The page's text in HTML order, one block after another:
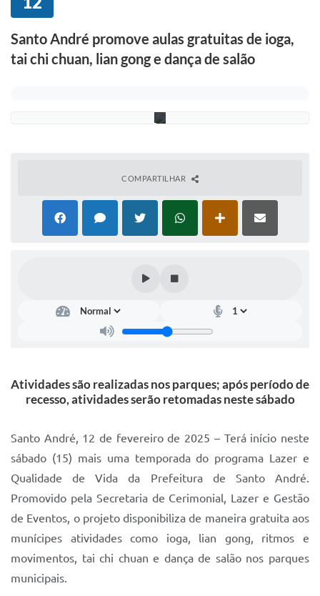
Ônibus
Consultar Processos
Contas Públicas
Fale Conosco
FAQ - Perguntas Frequentes
Legislação
Lei de acesso à informação
Mobilidade Urbana Sustentável
Parque Escola
Portal da Educação
Quadra Fiscal
SIC
Santo André promove aulas gratuitas de ioga,
tai chi chuan, lian gong e dança de salão
n
a
COMPARTILHAR
Atividades são realizadas nos parques; após período de
recesso, atividades serão retomadas neste sábado
Santo André, 12 de fevereiro de 2025 – Terá início neste
sábado (15) mais uma temporada do programa Lazer e
Qualidade de Vida da Prefeitura de Santo André.
Promovido pela Secretaria de Cerimonial, Lazer e Gestão
de Eventos, o projeto disponibiliza de maneira gratuita aos
munícipes atividades como ioga, lian gong, ritmos e
movimentos, tai chi chuan e dança de salão nos parques
municipais.